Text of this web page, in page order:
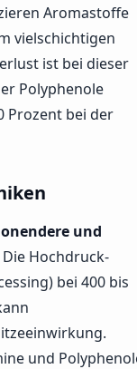
Aromastoffe
vielschichtigen
ist bei dieser
Polyphenole
Prozent bei der
und
Die Hochdruck-
bei 400 bis
und